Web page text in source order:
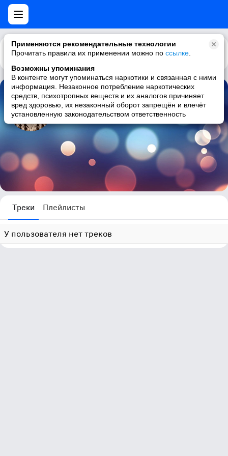
Применяются рекомендательные технологии
Прочитать правила их применении можно по ссылке
Возможны упоминания
В контенте могут упоминаться наркотики и связанная с ними
информация. Незаконное потребление наркотических
средств, психотропных веществ и их аналогов причиняет
вред здоровью, их незаконный оборот запрещён и влечёт
установленную законодательством ответственность
Каталог Рекомендации
Александр Вебер
0 треков
Треки Плейлисты
У пользователя нет треков